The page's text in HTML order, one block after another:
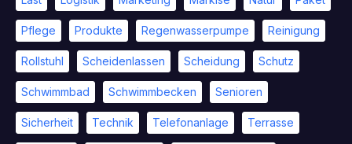
Pflege Produkte Regenwasserpumpe Reinigung
Rollstuhl Scheidenlassen Scheidung Schutz
Schwimmbad Schwimmbecken Senioren
Sicherheit Technik Telefonanlage Terrasse